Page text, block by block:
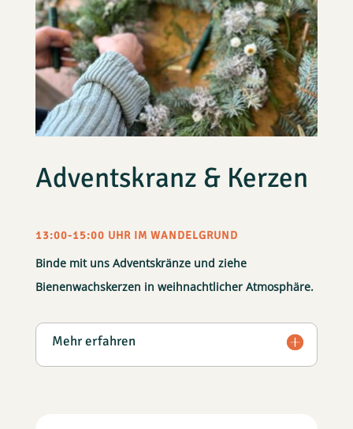
Adventskranz & Kerzen
13:00-15:00 UHR IM WANDELGRUND
Binde mit uns Adventskränze und ziehe
Bienenwachskerzen in weihnachtlicher Atmosphäre.
Mehr erfahren